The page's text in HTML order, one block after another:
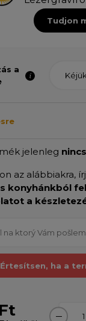
Tudjon
a
jelenleg
az alábbiakra,
konyhánkból
a
Értesítsen, ha a